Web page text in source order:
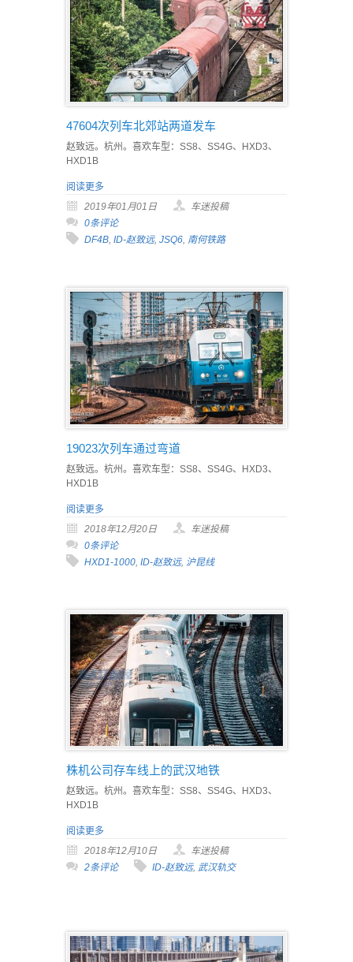
47604次列车北郊站两道发车
赵致远。杭州。喜欢车型：SS8、SS4G、HXD3、
HXD1B
阅读更多
2019年01月01日
车迷投稿
0条评论
DF4B, ID-赵致远, JSQ6, 南何铁路
19023次列车通过弯道
赵致远。杭州。喜欢车型：SS8、SS4G、HXD3、
HXD1B
阅读更多
2018年12月20日
车迷投稿
0条评论
HXD1-1000 ID-赵致远, 沪昆线
株机公司存车线上的武汉地铁
赵致远。杭州。喜欢车型：SS8、SS4G、HXD3、
HXD1B
阅读更多
2018年12月10日
车迷投稿
2条评论
ID-赵致远, 武汉轨交